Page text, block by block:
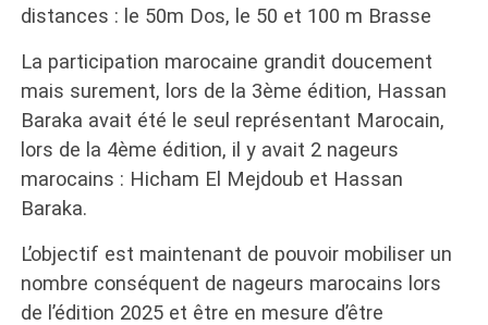
distances : le 50m Dos, le 50 et 100 m Brasse
La participation marocaine grandit doucement
mais surement, lors de la 3ème édition, Hassan
Baraka avait été le seul représentant Marocain,
lors de la 4ème édition, il y avait 2 nageurs
marocains : Hicham El Mejdoub et Hassan
Baraka.
L’objectif est maintenant de pouvoir mobiliser un
nombre conséquent de nageurs marocains lors
de l’édition 2025 et être en mesure d’être